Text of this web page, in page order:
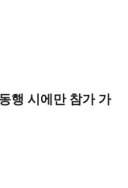
행 시에만 참가 가